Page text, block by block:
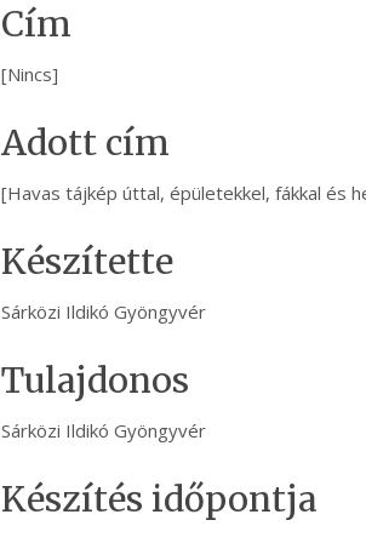
Cím
[Nincs]
Adott cím
[Havas tájkép úttal, épületekkel, fákkal és
Készítette
Sárközi Ildikó Gyöngyvér
Tulajdonos
Sárközi Ildikó Gyöngyvér
Készítés időpontja